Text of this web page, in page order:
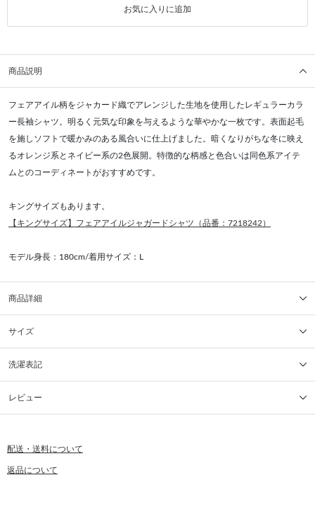
お気に入りに追加
商品説明
フェアアイル柄をジャカード織でアレンジした生地を使用したレギュラーカラ
ー長袖シャツ。明るく元気な印象を与えるような華やかな一枚です。表面起毛
を施しソフトで暖かみのある風合いに仕上げました。暗くなりがちな冬に映え
るオレンジ系とネイビー系の2色展開。特徴的な柄感と色合いは同色系アイテ
ムとのコーディネートがおすすめです。
キングサイズもあります。
【キングサイズ】フェアアイルジャガードシャツ（品番：7218242）
モデル身長：180cm/着用サイズ：L
商品詳細
サイズ
洗濯表記
レビュー
配送・送料について
返品について